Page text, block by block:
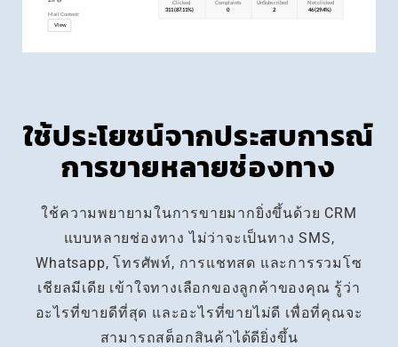
ใช้ประโยชน์จากประสบการณ์
การขายหลายช่องทาง
ใช้ความพยายามในการขายมากยิ่งขึ้นด้วย CRM
แบบหลายช่องทาง ไม่ว่าจะเป็นทาง SMS,
Whatsapp, โทรศัพท์, การแชทสด และการรวมโซ
เชียลมีเดีย เข้าใจทางเลือกของลูกค้าของคุณ รู้ว่า
อะไรที่ขายดีที่สุด และอะไรที่ขายไม่ดี เพื่อที่คุณจะ
สามารถสต็อกสินค้าได้ดียิ่งขึ้น